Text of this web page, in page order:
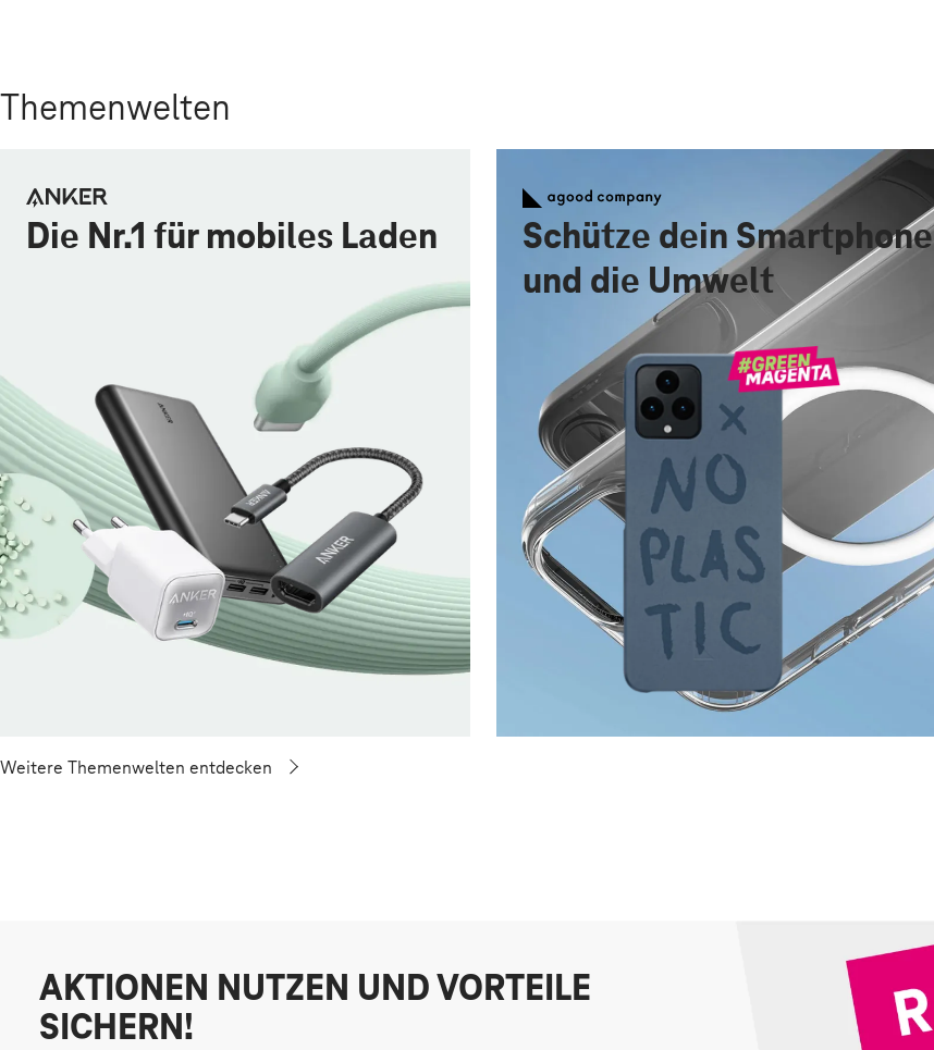
Themenwelten
Die Nr.1 für mobiles Laden
Schütze dein Smartphone
und die Umwelt
Weitere Themenwelten entdecken
AKTIONEN NUTZEN UND VORTEILE
SICHERN!